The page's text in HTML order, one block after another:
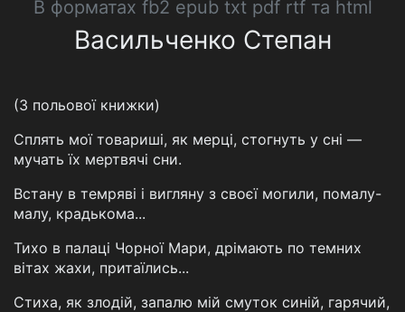
В форматах fb2 epub txt pdf rtf та html
Васильченко Степан
(З польової книжки)
Сплять мої товариші, як мерці, стогнуть у сні —
мучать їх мертвячі сни.
Встану в темряві і вигляну з своєї могили, помалу-
малу, крадькома...
Тихо в палаці Чорної Мари, дрімають по темних
вітах жахи, притаїлись...
Стиха, як злодій, запалю мій смуток синій, гарячий,